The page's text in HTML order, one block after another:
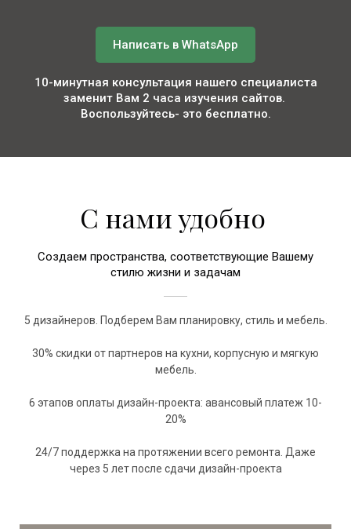
Написать в WhatsApp
10-минутная консультация нашего специалиста
заменит Вам 2 часа изучения сайтов.
Воспользуйтесь- это бесплатно.
С нами удобно
Создаем пространства, соответствующие Вашему
стилю жизни и задачам
5 дизайнеров. Подберем Вам планировку, стиль и мебель.
30% скидки от партнеров на кухни, корпусную и мягкую
мебель.
6 этапов оплаты дизайн-проекта: авансовый платеж 10-
20%
24/7 поддержка на протяжении всего ремонта. Даже
через 5 лет после сдачи дизайн-проекта